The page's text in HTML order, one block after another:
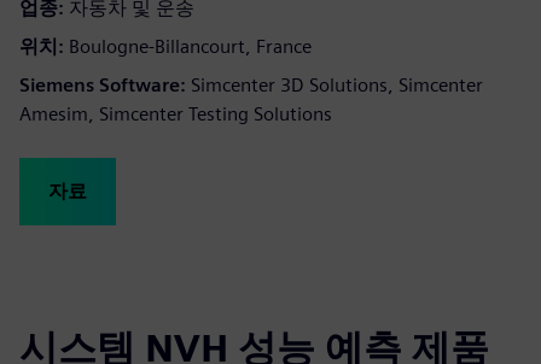
업종: 자동차 및 운송
위치: Boulogne-Billancourt, France
Siemens Software: Simcenter 3D Solutions, Simcenter
Amesim, Simcenter Testing Solutions
자료
시스템 NVH 성능 예측 제품